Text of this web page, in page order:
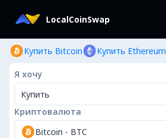
LocalCoinSwap
Купить Bitcoin Купить Ethereum
Я хочу
Купить
Криптовалюта
Bitcoin - BTC